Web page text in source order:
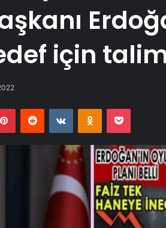
için
PinterestReddit VKontakteOdnoklassniki
Pocket